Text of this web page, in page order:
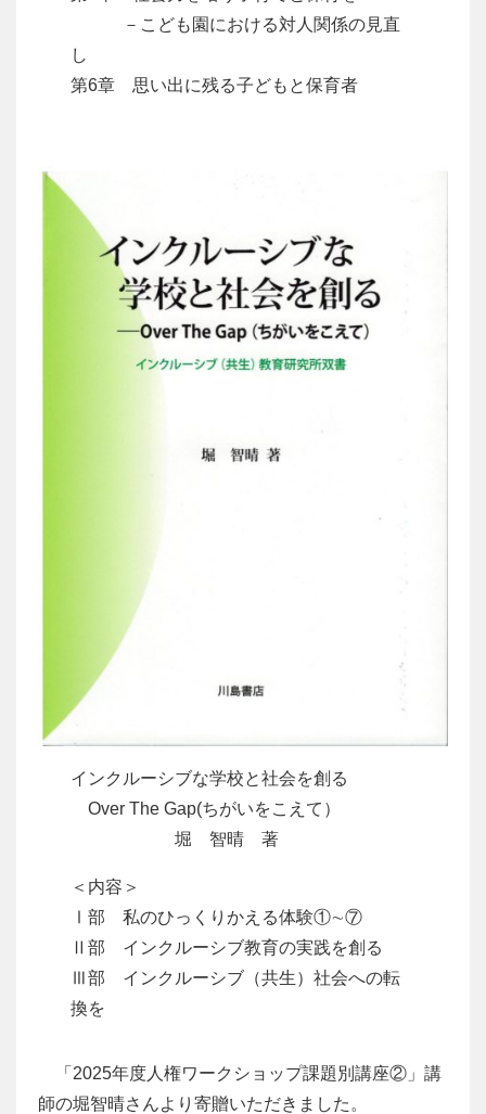
－こども園における対人関係の見直
し
第6章 思い出に残る子どもと保育者
インクルーシブな学校と社会を創る
Over The Gap(ちがいをこえて）
堀 智晴 著
＜内容＞
Ⅰ部 私のひっくりかえる体験①∼⑦
Ⅱ部 インクルーシブ教育の実践を創る
Ⅲ部 インクルーシブ（共生）社会への転
換を
「2025年度人権ワークショップ課題別講座②」講
師の堀智晴さんより寄贈いただきました。